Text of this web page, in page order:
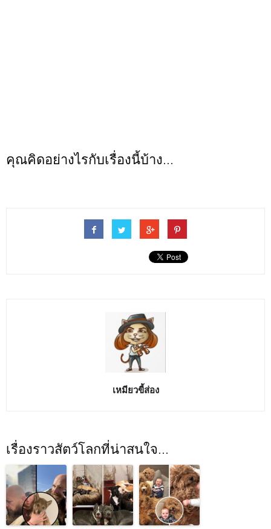
คุณคิดอย่างไรกับเรื่องนี้บ้าง...
เหมียวขี้ส่อง
เรื่องราวสัตว์โลกที่น่าสนใจ...